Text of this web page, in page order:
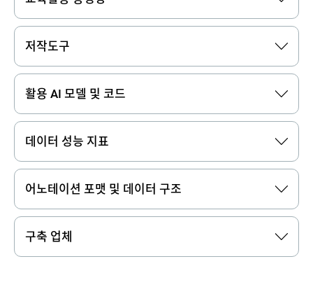
저작도구
활용 AI 모델 및 코드
데이터 성능 지표
어노테이션 포맷 및 데이터 구조
구축 업체